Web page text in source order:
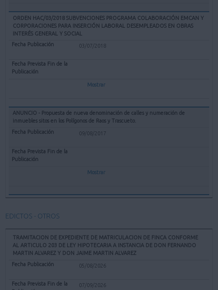
ORDEN HAC/03/2018 SUBVENCIONES PROGRAMA COLABORACIÓN EMCAN Y
CORPORACIONES PARA INSERCIÓN LABORAL DESEMPLEADOS EN OBRAS
INTERÉS GENERAL Y SOCIAL
03/07/2018
Mostrar
ANUNCIO - Propuesta de nueva denominación de calles y numeración de
inmuebles sitos en los Polígonos de Raos y Trascueto.
09/08/2017
Mostrar
EDICTOS - OTROS
TRAMITACION DE EXPEDIENTE DE MATRICULACION DE FINCA CONFORME
AL ARTICULO 203 DE LEY HIPOTECARIA A INSTANCIA DE DON FERNANDO
MARTIN ALVAREZ Y DON JAIME MARTIN ALVAREZ
05/08/2026
07/09/2026